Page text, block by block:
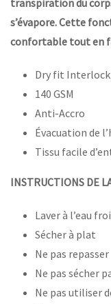
transpiration du
s’évapore. Cette
confortable tout en
Dry fit
140 GSM
Anti-Accro
Évacuation de
Tissu facile
INSTRUCTIONS DE
Laver à l’eau
Sécher à plat
Ne pas repasser
Ne pas sécher
Ne pas utiliser